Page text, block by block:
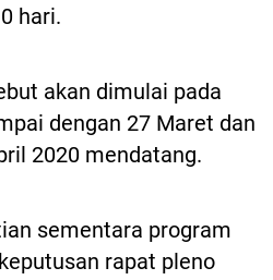
hari.
akan dimulai pada
dengan 27 Maret dan
2020 mendatang.
sementara program
rapat pleno